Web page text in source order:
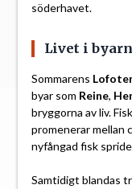
söderhavet.
Livet i
Sommarens
byar som Reine,
bryggorna av liv.
promenerar mellan
nyfångad fisk
Samtidigt blandas